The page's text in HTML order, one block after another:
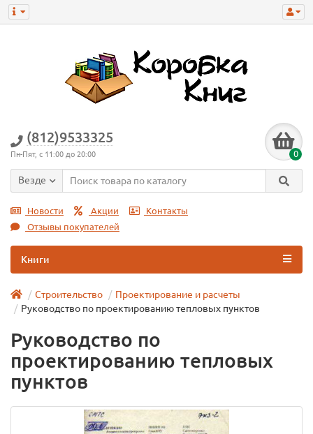
(812)9533325
Пн-Пят, с 11:00 до 20:00 0
Везде
Новости Акции
Контакты
Отзывы покупателей
Книги
Строительство
Проектирование и расчеты
Руководство по проектированию тепловых пунктов
Руководство по
проектированию тепловых
пунктов